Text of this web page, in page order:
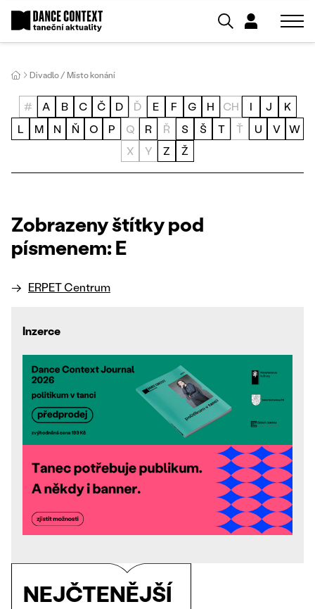
Divadlo / Místo konání
# A B C Č D Ď E F G H CH I J
K
L
M N Ň O P Q R Ř S Š T Ť U V
W
X
Y Z Ž
Zobrazeny štítky pod
písmenem: E
ERPET Centrum
Inzerce
NEJČTENĚJŠÍ